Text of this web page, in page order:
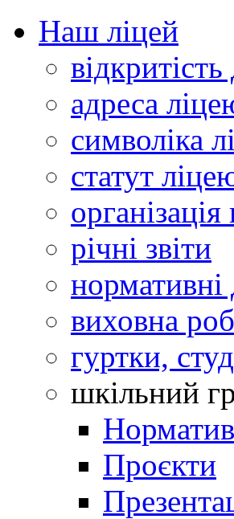
Наш ліцей
адреса
символіка
статут
річні звіти
виховна
гуртки,
шкільний
Проєкти